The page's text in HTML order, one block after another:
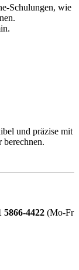
Schulungen, wie
und präzise mit
berechnen.
5866-4422 (Mo-Fr